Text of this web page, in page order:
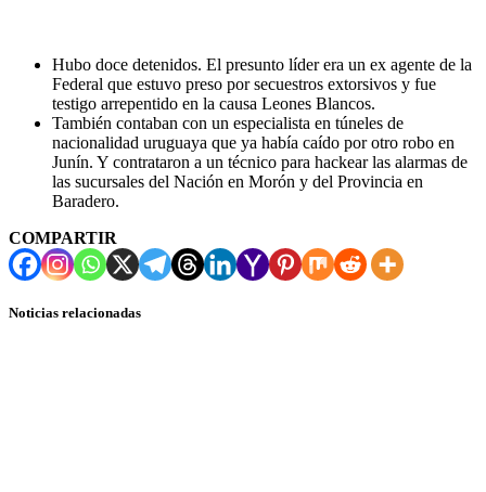
Hubo doce detenidos. El presunto líder era un ex agente de la
Federal que estuvo preso por secuestros extorsivos y fue
testigo arrepentido en la causa Leones Blancos.
También contaban con un especialista en túneles de
nacionalidad uruguaya que ya había caído por otro robo en
Junín. Y contrataron a un técnico para hackear las alarmas de
las sucursales del Nación en Morón y del Provincia en
Baradero.
COMPARTIR
Noticias relacionadas